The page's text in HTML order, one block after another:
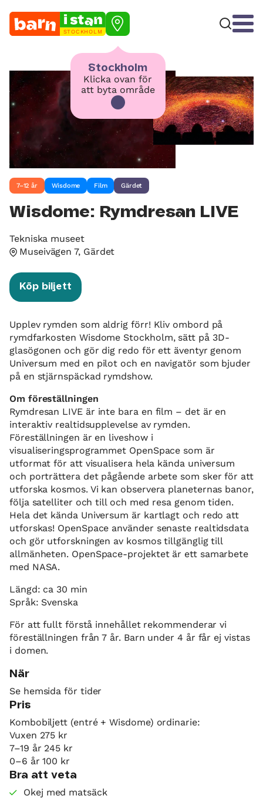
STOCKHOLM
Stockholm
Klicka ovan för
att byta område
7–12 år Wisdome Film Gärdet
Wisdome: Rymdresan LIVE
Tekniska museet
Museivägen 7, Gärdet
Köp biljett
Upplev rymden som aldrig förr! Kliv ombord på
rymdfarkosten Wisdome Stockholm, sätt på 3D-
glasögonen och gör dig redo för ett äventyr genom
Universum med en pilot och en navigatör som bjuder
på en stjärnspäckad rymdshow.
Om föreställningen
Rymdresan LIVE är inte bara en film – det är en
interaktiv realtidsupplevelse av rymden.
Föreställningen är en liveshow i
visualiseringsprogrammet OpenSpace som är
utformat för att visualisera hela kända universum
och porträttera det pågående arbete som sker för att
utforska kosmos. Vi kan observera planeternas banor,
följa satelliter och till och med resa genom tiden.
Hela det kända Universum är kartlagt och redo att
utforskas! OpenSpace använder senaste realtidsdata
och gör utforskningen av kosmos tillgänglig till
allmänheten. OpenSpace-projektet är ett samarbete
med NASA.
Längd: ca 30 min
Språk: Svenska
För att fullt förstå innehållet rekommenderar vi
föreställningen från 7 år. Barn under 4 år får ej vistas
i domen.
När
Se hemsida för tider
Pris
Kombobiljett (entré + Wisdome) ordinarie:
Vuxen 275 kr
7–19 år 245 kr
0–6 år 100 kr
Bra att veta
Okej med matsäck